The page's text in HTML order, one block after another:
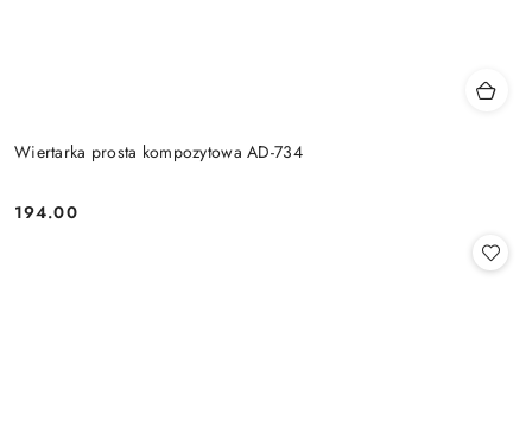
Wiertarka prosta kompozytowa AD-734
Cena:
194.00